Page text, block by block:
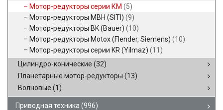
Мотор-редукторы серии КМ (5)
Мотор-редукторы MBH (SITI) (9)
Мотор-редукторы BK (Bauer) (10)
Мотор-редукторы Motox (Flender, Siemens) (10)
Мотор-редукторы серии KR (Yilmaz) (11)
Цилиндро-конические (32)
Планетарные мотор-редукторы (13)
Волновые (1)
Приводная техника (996)